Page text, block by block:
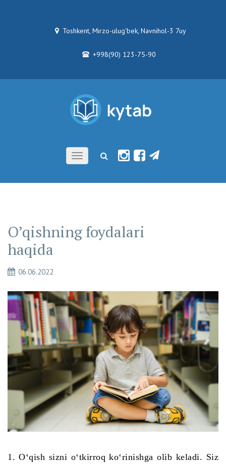
Toshkent, Mirzo-ulug'bek, Navnihol-3 7uy
+998(90) 123-75-90
Toggle
O’qishning foydalari
haqida
06.06.2022
1. O‘qish sizni o‘tkirroq ko‘rinishga olib keladi. Siz